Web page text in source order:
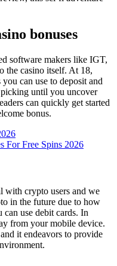
bonuses
software makers like IGT,
the casino itself. At 18,
can use to deposit and
until you uncover
can quickly get started
bonus.
For Free Spins 2026
with crypto users and we
in the future due to how
use debit cards. In
from your mobile device.
it endeavors to provide